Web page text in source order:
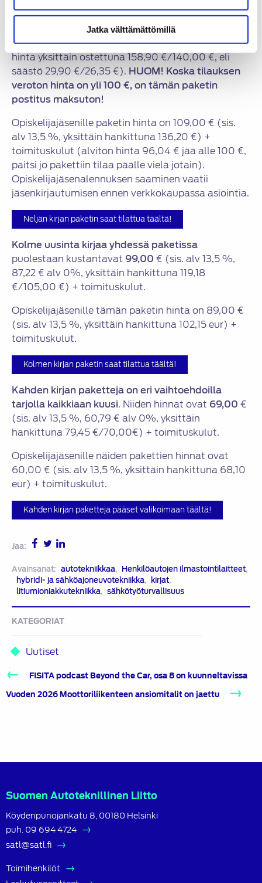
Jatka välttämättömillä
KATEGORIAT
Uutiset
ominaisuudet ja turvallisuus, julkaistu 2022
Kaikki nämä kirjat yhdessä paketissa
129,00 €(sis. 13,5 % alv, 113,65 € alv 0%, normaali
hinta yksittäin ostettuna 158,90 €/140,00 €, eli
säästö 29,90 €/26,35 €). HUOM! Koska tilauksen
veroton hinta on yli 100 €, on tämän paketin
postitus maksuton!
Opiskelijajäsenille paketin hinta on 109,00 € (sis.
alv 13,5 %, yksittäin hankittuna 136,20 €) +
toimituskulut (alviton hinta 96,04 € jää alle 100 €,
paitsi jo pakettiin tilaa päälle vielä jotain).
Opiskelijajäsenalennuksen saaminen vaatii
jäsenkirjautumisen ennen verkkokaupassa asiointia.
Neljän kirjan paketin saat tilattua täältä!
Kolme uusinta kirjaa yhdessä paketissa
puolestaan kustantavat 99,00 € (sis. alv 13,5 %,
87,22 € alv 0%, yksittäin hankittuna 119,18
€/105,00 €) + toimituskulut.
Opiskelijajäsenille tämän paketin hinta on 89,00 €
(sis. alv 13,5 %, yksittäin hankittuna 102,15 eur) +
toimituskulut.
Kolmen kirjan paketin saat tilattua täältä!
Kahden kirjan paketteja on eri vaihtoehdoilla
tarjolla kaikkiaan kuusi. Niiden hinnat ovat 69,00 €
(sis. alv 13,5 %, 60,79 € alv 0%, yksittäin
hankittuna 79,45 €/70,00€) + toimituskulut.
Opiskelijajäsenille näiden pakettien hinnat ovat
60,00 € (sis. alv 13,5 %, yksittäin hankittuna 68,10
eur) + toimituskulut.
Kahden kirjan paketteja pääset valikoimaan täältä!
Avainsanat: autotekniikkaa, Henkilöautojen ilmastointilaitteet,
hybridi- ja sähköajoneuvotekniikka, kirjat,
litiumioniakkutekniikka, sähkötyöturvallisuus
Jaa:
Artikkelien
selausFISITA podcast Beyond the Car, osa 8 on kuunneltavissa
Vuoden 2026 Moottoriliikenteen ansiomitalit on jaettu
Suomen Autoteknillinen Liitto
Köydenpunojankatu 8, 00180 Helsinki
puh. 09 694 4724
satl@satl.fi
Toimihenkilöt